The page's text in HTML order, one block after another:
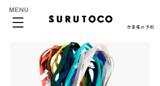
MENU
作業場の予約